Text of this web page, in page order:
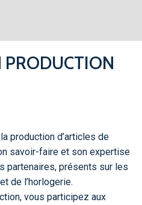
PRODUCTION
production d’articles de
savoir-faire et son expertise
partenaires, présents sur les
de l’horlogerie.
vous participez aux